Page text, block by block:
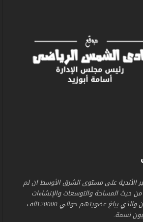
الأندية على مستوى الشرق الأوسط ان لم
حيث المساحة والتوسعات والإنشاءات
والخدمات وعدد المشاركين والذي يبلغ عضويتهم حوالي 120000الف
نسمة.